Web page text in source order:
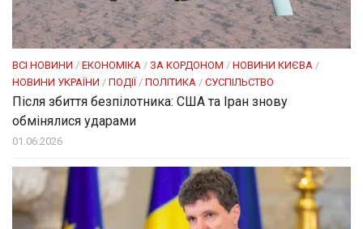
ВСІ НОВИНИ / ЕКОНОМІКА / ЗА КОРДОНОМ / НОВИНИ КИЄВА /
НОВИНИ УКРАЇНИ / ПОДІЇ/ ПОЛІТИКА / СУСПІЛЬСТВО
Після збиття безпілотника: США та Іран знову
обмінялися ударами
01.06.2026